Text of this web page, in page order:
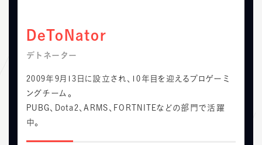
DeToNator
デトネーター
2009年9月13日に設立され、10年目を迎えるプロゲーミ
ングチーム。
PUBG、Dota2、ARMS、FORTNITEなどの部門で活躍
中。